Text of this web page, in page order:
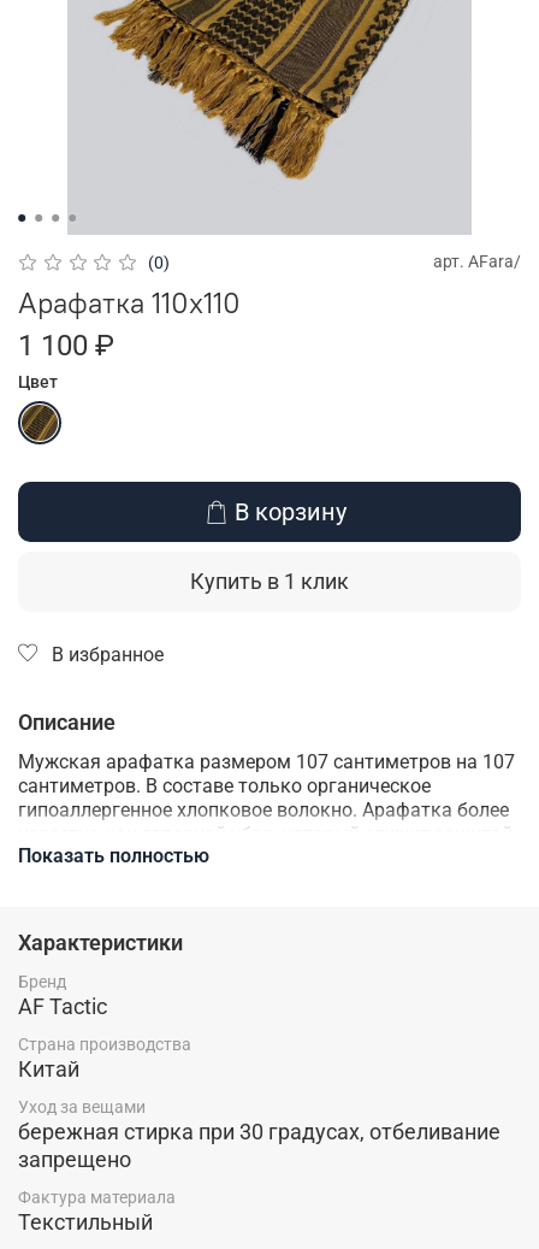
(0) арт. AFara/
Арафатка 110х110
1 100 ₽
Цвет
В корзину
Купить в 1 клик
В избранное
Описание
Мужская арафатка размером 107 сантиметров на 107
сантиметров. В составе только органическое
гипоаллергенное хлопковое волокно. Арафатка более
известна как головной убор, который служит защитой
от солнца, песка и холода в Арабских странах. Отлично
Вам и в качестве подручных средств, если Вы любите
вести активный образ жизни, походы и туризм.
Показать полностью
Характеристики
Бренд
AF Tactic
Страна производства
Китай
Уход за вещами
бережная стирка при 30 градусах, отбеливание
запрещено
Фактура материала
Текстильный